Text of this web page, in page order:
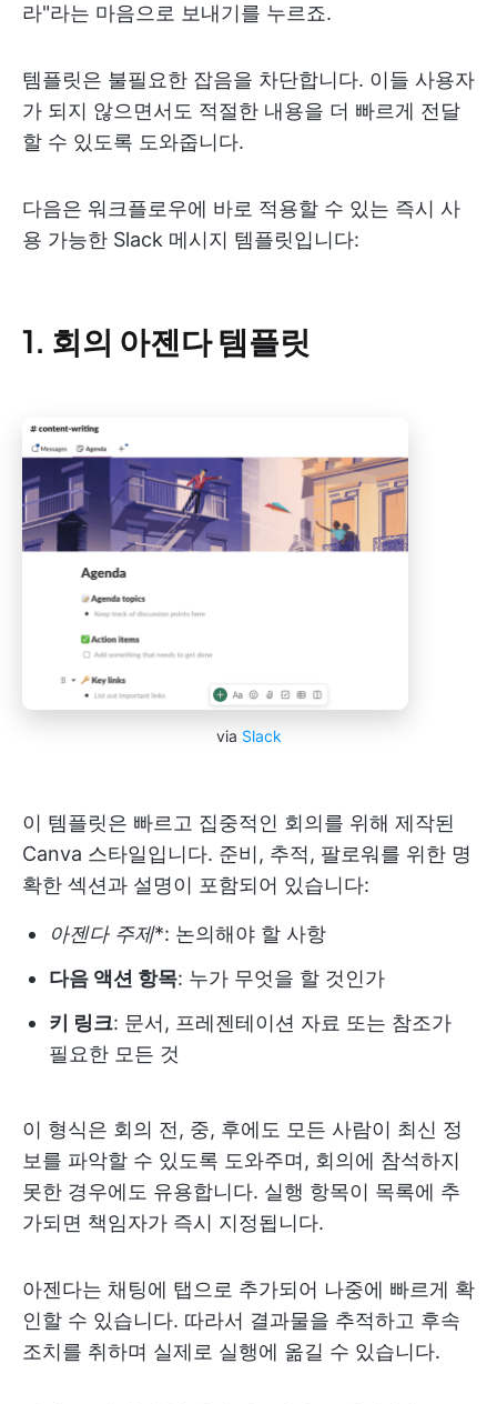
라"라는 마음으로 보내기를 누르죠.
템플릿은 불필요한 잡음을 차단합니다. 이들 사용자
가 되지 않으면서도 적절한 내용을 더 빠르게 전달
할 수 있도록 도와줍니다.
다음은 워크플로우에 바로 적용할 수 있는 즉시 사
용 가능한 Slack 메시지 템플릿입니다:
1. 회의 아젠다 템플릿
via Slack
이 템플릿은 빠르고 집중적인 회의를 위해 제작된
Canva 스타일입니다. 준비, 추적, 팔로워를 위한 명
확한 섹션과 설명이 포함되어 있습니다:
아젠다 주제*: 논의해야 할 사항
다음 액션 항목: 누가 무엇을 할 것인가
키 링크: 문서, 프레젠테이션 자료 또는 참조가
필요한 모든 것
이 형식은 회의 전, 중, 후에도 모든 사람이 최신 정
보를 파악할 수 있도록 도와주며, 회의에 참석하지
못한 경우에도 유용합니다. 실행 항목이 목록에 추
가되면 책임자가 즉시 지정됩니다.
아젠다는 채팅에 탭으로 추가되어 나중에 빠르게 확
인할 수 있습니다. 따라서 결과물을 추적하고 후속
조치를 취하며 실제로 실행에 옮길 수 있습니다.